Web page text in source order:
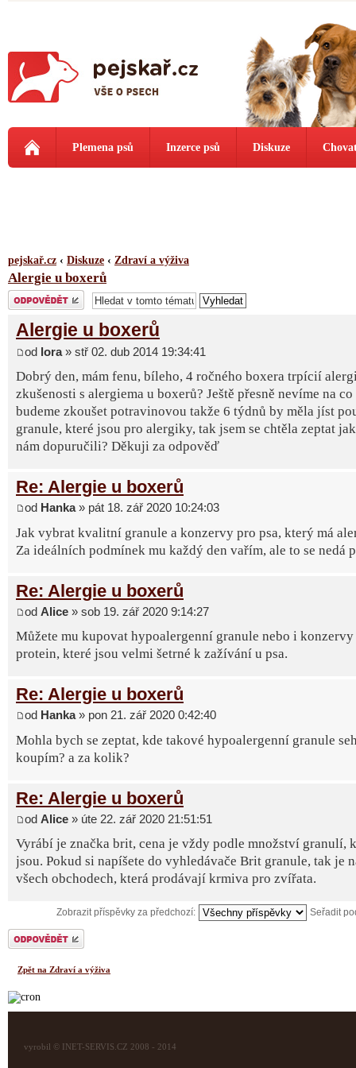
Plemena psů Inzerce psů Diskuze
pejskař.cz ‹ Diskuze ‹ Zdraví a výživa
Alergie u boxerů
Odeslat odpověď
Alergie u boxerů
od lora» stř 02. dub 2014 19:34:41
Dobrý den, mám fenu, bíleho, 4 ročného boxera trpícií
zkušenosti s alergiema u boxerů? Ještě přesně nevíme na
budeme zkoušet potravinovou takže 6 týdnů by měla jíst
granule, které jsou pro alergiky, tak jsem se chtěla zeptat
nám dopuručili? Děkuji za odpověď
Re: Alergie u boxerů
od Hanka» pát 18. zář 2020 10:24:03
Jak vybrat kvalitní granule a konzervy pro psa, který má
Za ideálních podmínek mu každý den vařím, ale to se nedá
Re: Alergie u boxerů
od Alice » sob 19. zář 2020 9:14:27
Můžete mu kupovat hypoalergenní granule nebo i
protein, které jsou velmi šetrné k zažívání u psa.
Re: Alergie u boxerů
od Hanka» pon 21. zář 2020 0:42:40
Mohla bych se zeptat, kde takové hypoalergenní granule
koupím? a za kolik?
Re: Alergie u boxerů
od Alice » úte 22. zář 2020 21:51:51
Vyrábí je značka brit, cena je vždy podle množství granulí,
jsou. Pokud si napíšete do vyhledávače Brit granule, tak je
všech obchodech, která prodávají krmiva pro zvířata.
Zobrazit příspěvky za předchozí: Seřadit
Odeslat odpověď
Zpět na Zdraví a výživa
vyrobil © INET-SERVIS.CZ 2008 - 2014